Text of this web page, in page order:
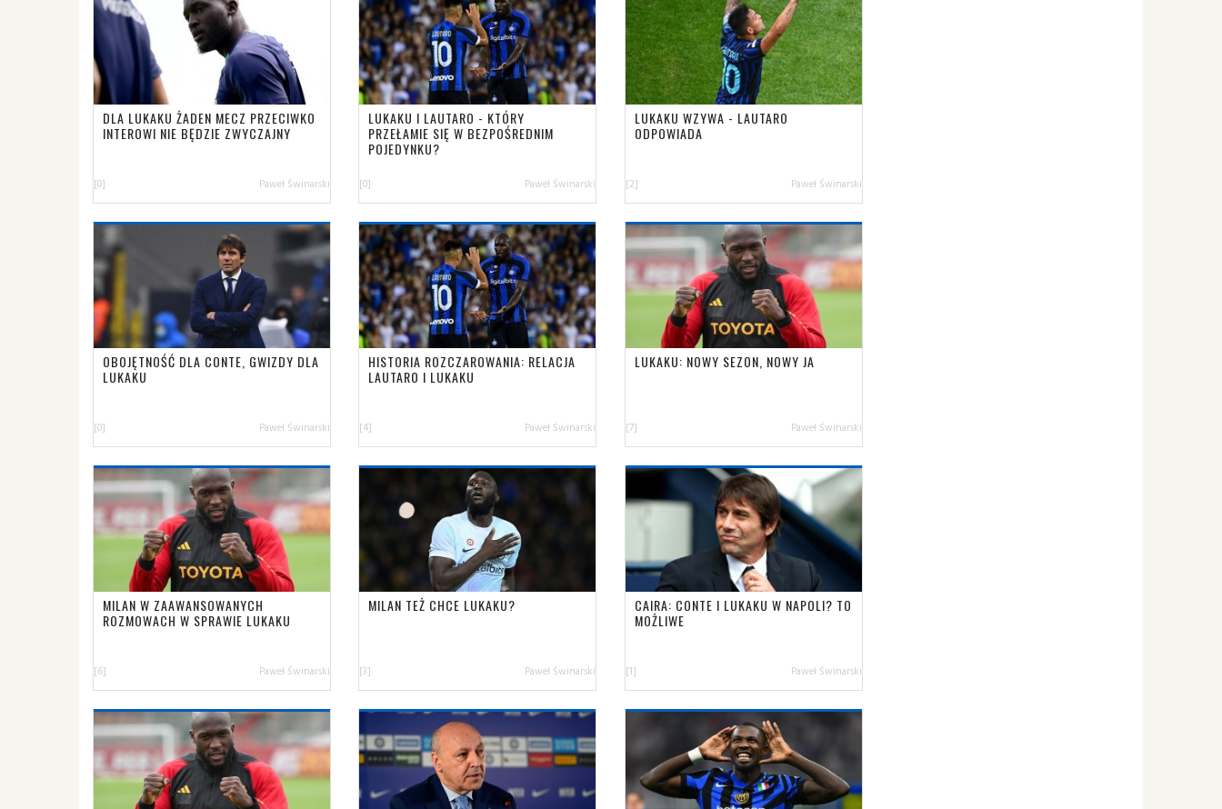
DLA LUKAKU ŻADEN MECZ PRZECIWKO
INTEROWI NIE BĘDZIE ZWYCZAJNY
[0] Paweł Świnarski
LUKAKU I LAUTARO - KTÓRY
PRZEŁAMIE SIĘ W BEZPOŚREDNIM
POJEDYNKU?
[0] Paweł Świnarski
LUKAKU WZYWA - LAUTARO
ODPOWIADA
[2] Paweł Świnarski
OBOJĘTNOŚĆ DLA CONTE, GWIZDY DLA
LUKAKU
[0] Paweł Świnarski
HISTORIA ROZCZAROWANIA: RELACJA
LAUTARO I LUKAKU
[4] Paweł Świnarski
LUKAKU: NOWY SEZON, NOWY JA
[7] Paweł Świnarski
MILAN W ZAAWANSOWANYCH
ROZMOWACH W SPRAWIE LUKAKU
[6] Paweł Świnarski
MILAN TEŻ CHCE LUKAKU?
[3] Paweł Świnarski
CAIRA: CONTE I LUKAKU W NAPOLI? TO
MOŻLIWE
[1] Paweł Świnarski